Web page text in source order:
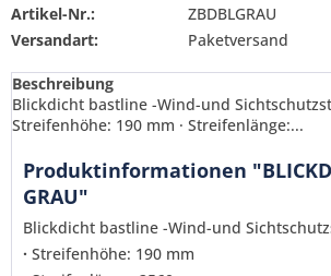
Artikel-Nr.:
ZBDBLGRAU
Versandart:
Paketversand
Beschreibung
Blickdicht bastline -Wind-und
Streifenhöhe: 190 mm · Streifenlänge:...
Produktinformationen
GRAU"
Blickdicht bastline -Wind-und
· Streifenhöhe: 190 mm